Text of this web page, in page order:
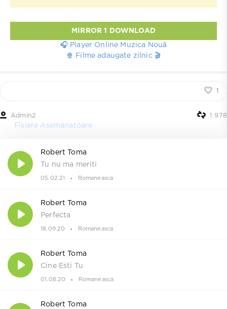
MIRROR 1 DOWNLOAD
🎧 Player Online Muzica Nouă
🍿 Filme adaugate zilnic 🎬
1
Admin2 1 978
Fisiere Asemanatoare
Robert Toma
Tu nu ma meriti
05.02.21 Romaneasca
Robert Toma
Perfecta
18.09.20 Romaneasca
Robert Toma
Cine Esti Tu
01.08.20 Romaneasca
Robert Toma